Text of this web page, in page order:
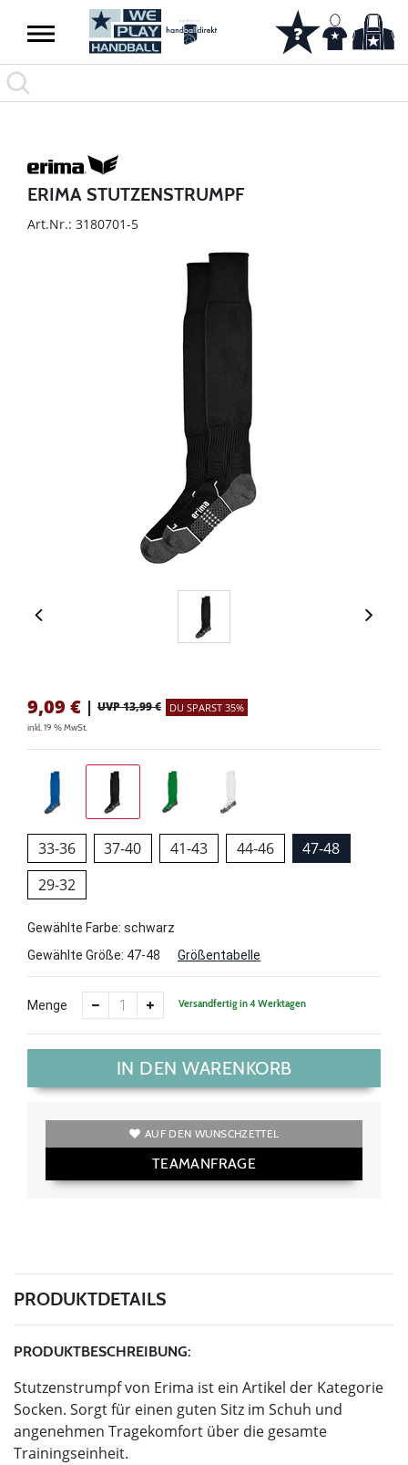
ERIMA STUTZENSTRUMPF
Art.Nr.: 3180701-5
9,09 € | UVP 13,99 € DU SPARST 35%
inkl. 19 % MwSt.
33-36 37-40 41-43 44-46
47-48
29-32
Gewählte Farbe: schwarz
Gewählte Größe: 47-48 Größentabelle
Menge Versandfertig in 4 Werktagen
IN DEN WARENKORB
AUF DEN WUNSCHZETTEL
TEAMANFRAGE
PRODUKTDETAILS
PRODUKTBESCHREIBUNG:
Stutzenstrumpf von Erima ist ein Artikel der Kategorie
Socken. Sorgt für einen guten Sitz im Schuh und
angenehmen Tragekomfort über die gesamte
Trainingseinheit.